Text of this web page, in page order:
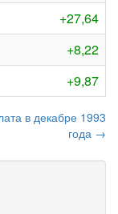
+27,64
+8,22
+9,87
в декабре 1993
года →